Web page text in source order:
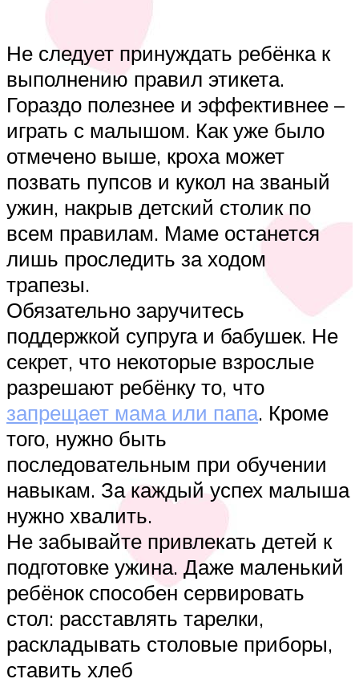
Не следует принуждать ребёнка к
выполнению правил этикета.
Гораздо полезнее и эффективнее –
играть с малышом. Как уже было
отмечено выше, кроха может
позвать пупсов и кукол на званый
ужин, накрыв детский столик по
всем правилам. Маме останется
лишь проследить за ходом
трапезы.
Обязательно заручитесь
поддержкой супруга и бабушек. Не
секрет, что некоторые взрослые
разрешают ребёнку то, что
запрещает мама или папа. Кроме
того, нужно быть
последовательным при обучении
навыкам. За каждый успех малыша
нужно хвалить.
Не забывайте привлекать детей к
подготовке ужина. Даже маленький
ребёнок способен сервировать
стол: расставлять тарелки,
раскладывать столовые приборы,
ставить хлеб